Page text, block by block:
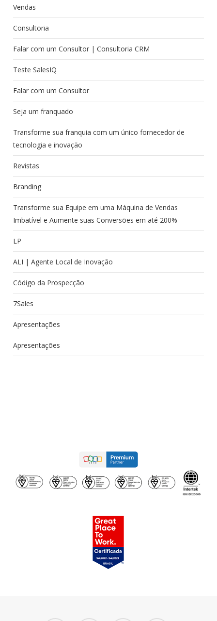
Vendas
Consultoria
Falar com um Consultor | Consultoria CRM
Teste SalesIQ
Falar com um Consultor
Seja um franquado
Transforme sua franquia com um único fornecedor de
tecnologia e inovação
Revistas
Branding
Transforme sua Equipe em uma Máquina de Vendas
Imbatível e Aumente suas Conversões em até 200%
LP
ALI | Agente Local de Inovação
Código da Prospecção
7Sales
Apresentações
Apresentações